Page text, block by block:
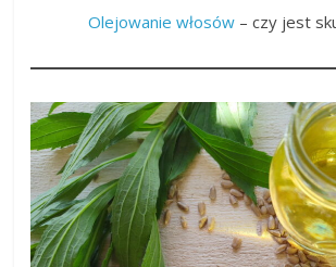
Olejowanie włosów– czy jest